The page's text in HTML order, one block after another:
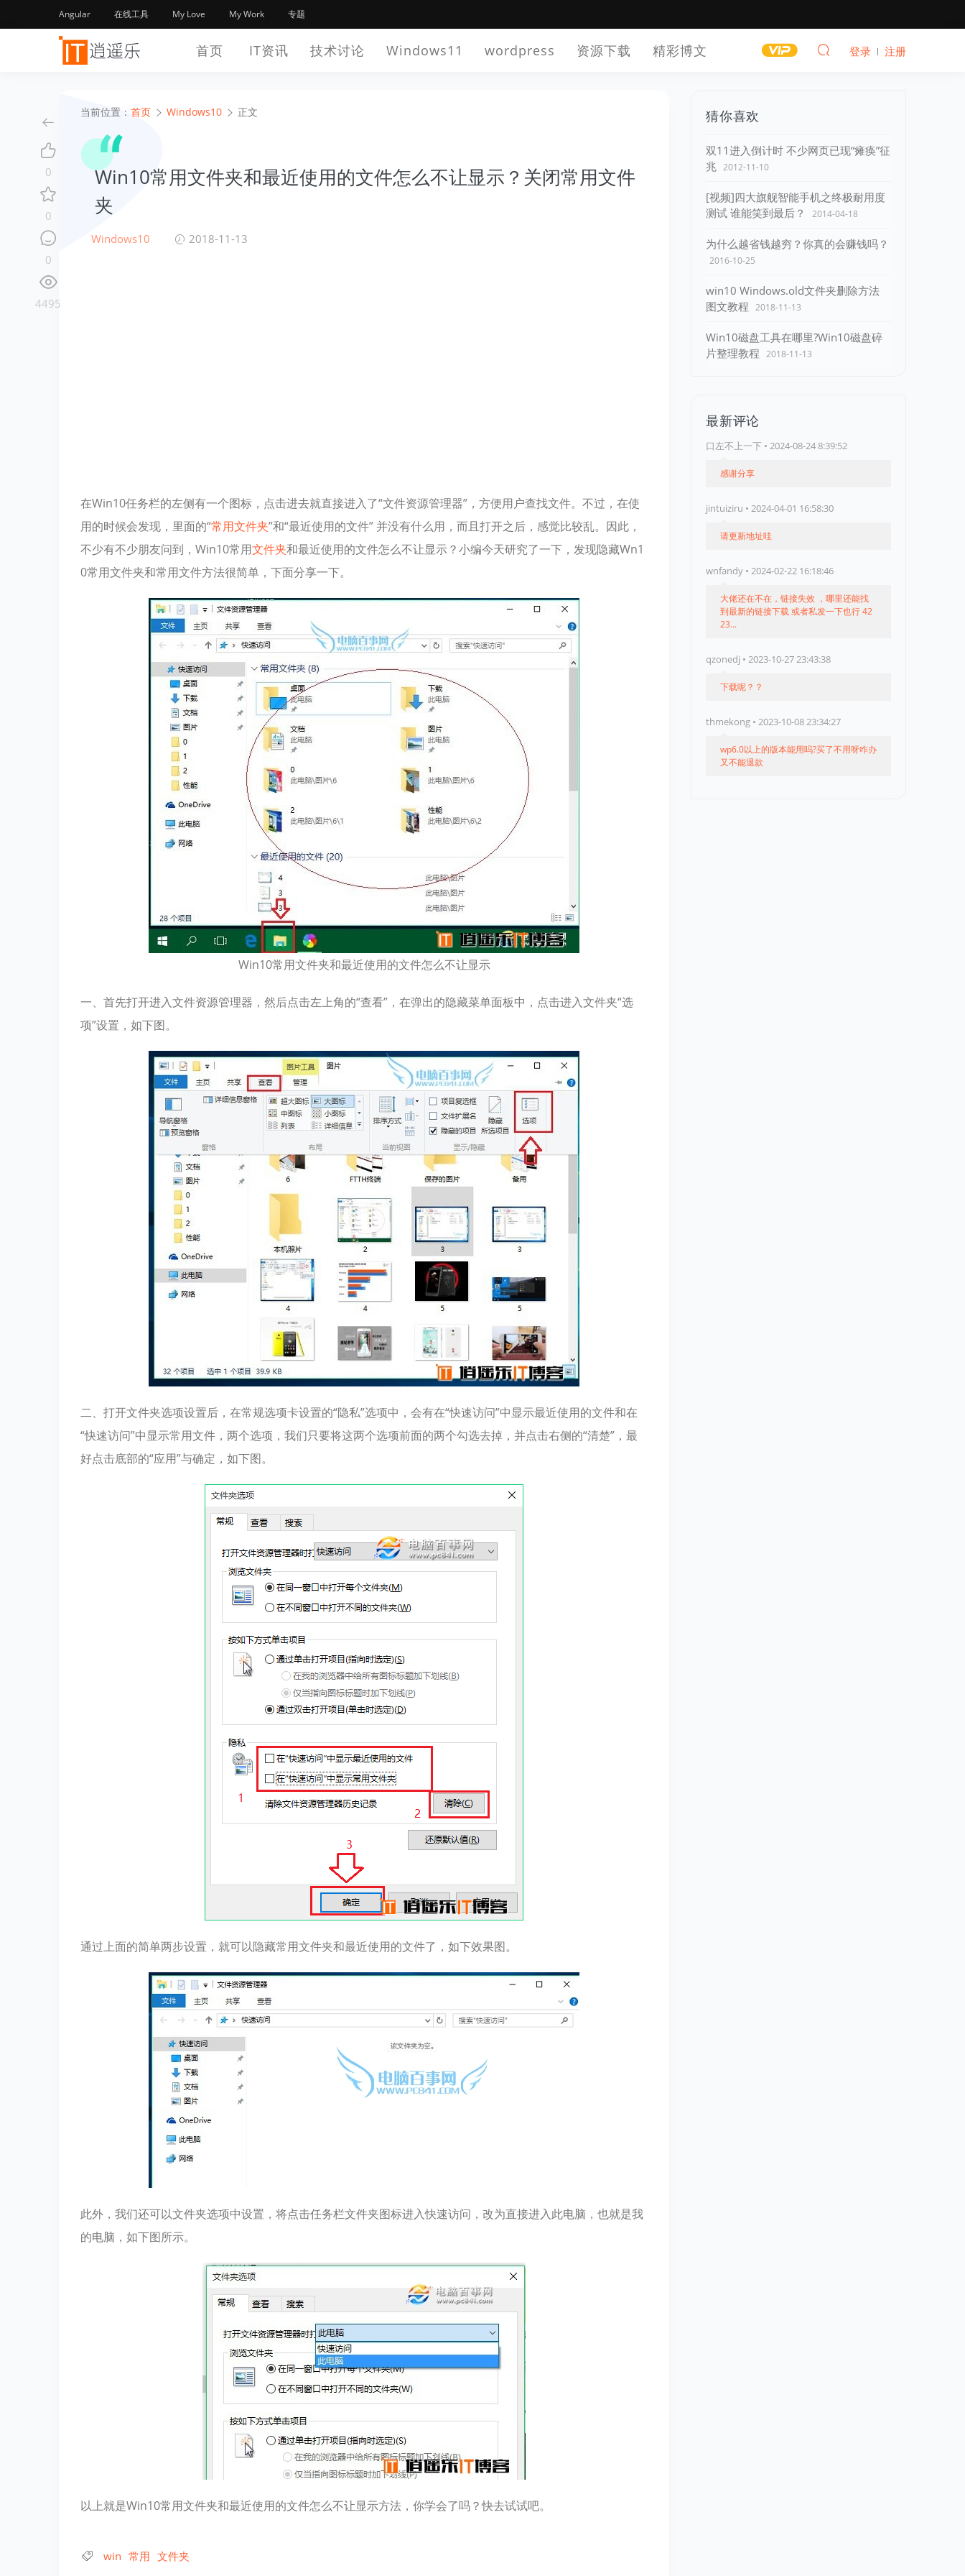
Angular 在线工具 My Love My Work 专题
首页 IT资讯 技术讨论 Windows11 wordpress 资源下载 精彩博文 登录 注册
当前位置： 首页 Windows10 正文
Win10常用文件夹和最近使用的文件怎么不让显示？关闭常用文件
夹
Windows10 2018-11-13
在Win10任务栏的左侧有一个图标，点击进去就直接进入了“文件资源管理器”，方便用户查找文件。不过，在使
用的时候会发现，里面的“常用文件夹”和“最近使用的文件” 并没有什么用，而且打开之后，感觉比较乱。因此，
不少有不少朋友问到，Win10常用文件夹和最近使用的文件怎么不让显示？小编今天研究了一下，发现隐藏Wn1
0常用文件夹和常用文件方法很简单，下面分享一下。
Win10常用文件夹和最近使用的文件怎么不让显示
一、首先打开进入文件资源管理器，然后点击左上角的“查看”，在弹出的隐藏菜单面板中，点击进入文件夹“选
项”设置，如下图。
二、打开文件夹选项设置后，在常规选项卡设置的“隐私”选项中，会有在“快速访问”中显示最近使用的文件和在
“快速访问”中显示常用文件，两个选项，我们只要将这两个选项前面的两个勾选去掉，并点击右侧的“清楚”，最
好点击底部的“应用”与确定，如下图。
通过上面的简单两步设置，就可以隐藏常用文件夹和最近使用的文件了，如下效果图。
此外，我们还可以文件夹选项中设置，将点击任务栏文件夹图标进入快速访问，改为直接进入此电脑，也就是我
的电脑，如下图所示。
以上就是Win10常用文件夹和最近使用的文件怎么不让显示方法，你学会了吗？快去试试吧。
win 常用 文件夹
猜你喜欢
双11进入倒计时 不少网页已现“瘫痪”征
兆 2012-11-10
[视频]四大旗舰智能手机之终极耐用度
测试 谁能笑到最后？
2014-04-18
为什么越省钱越穷？你真的会赚钱吗？
2016-10-25
win10 Windows.old文件夹删除方法
图文教程 2018-11-13
Win10磁盘工具在哪里?Win10磁盘碎
片整理教程 2018-11-13
最新评论
口左不上一下 • 2024-08-24 8:39:52
感谢分享
jintuiziru • 2024-04-01 16:58:30
请更新地址哇
wnfandy • 2024-02-22 16:18:46
大佬还在不在，链接失效 ，哪里还能找
到最新的链接下载 或者私发一下也行 42
23...
qzonedj • 2023-10-27 23:43:38
下载呢？？
thmekong • 2023-10-08 23:34:27
wp6.0以上的版本能用吗?买了不用呀咋办
又不能退款
0
0
0
4495